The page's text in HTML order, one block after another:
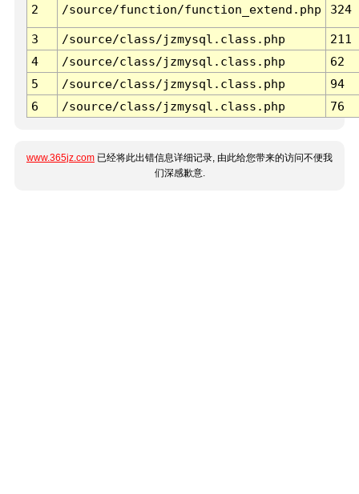
2 /source/function/function_extend.php 324
3 /source/class/jzmysql.class.php
211
4
/source/class/jzmysql.class.php
62
5
/source/class/jzmysql.class.php
94
6
/source/class/jzmysql.class.php 76
www.365jz.com 已经将此出错信息详细记录, 由此给您带来的访问不便我
们深感歉意.